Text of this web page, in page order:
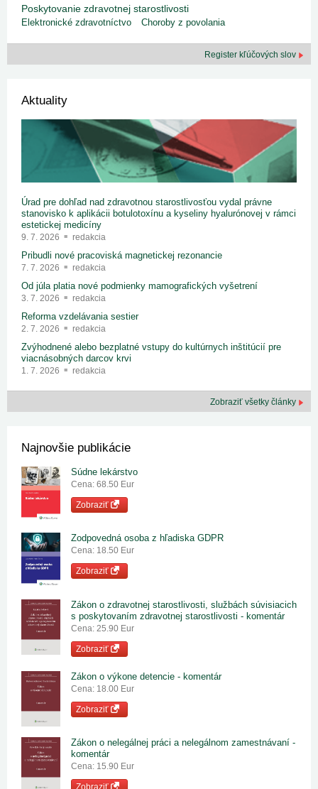
Poskytovanie zdravotnej starostlivosti
Elektronické zdravotníctvo Choroby z povolania
Register kľúčových slov
Aktuality
Úrad pre dohľad nad zdravotnou starostlivosťou vydal právne
stanovisko k aplikácii botulotoxínu a kyseliny hyalurónovej v rámci
estetickej medicíny
9. 7. 2026 redakcia
Pribudli nové pracoviská magnetickej rezonancie
7. 7. 2026 redakcia
Od júla platia nové podmienky mamografických vyšetrení
3. 7. 2026 redakcia
Reforma vzdelávania sestier
2. 7. 2026 redakcia
Zvýhodnené alebo bezplatné vstupy do kultúrnych inštitúcií pre
viacnásobných darcov krvi
1. 7. 2026 redakcia
Zobraziť všetky články
Najnovšie publikácie
Súdne lekárstvo
Cena: 68.50 Eur
Zobraziť
Zodpovedná osoba z hľadiska GDPR
Cena: 18.50 Eur
Zobraziť
Zákon o zdravotnej starostlivosti, službách súvisiacich
s poskytovaním zdravotnej starostlivosti - komentár
Cena: 25.90 Eur
Zobraziť
Zákon o výkone detencie - komentár
Cena: 18.00 Eur
Zobraziť
Zákon o nelegálnej práci a nelegálnom zamestnávaní -
komentár
Cena: 15.90 Eur
Zobraziť